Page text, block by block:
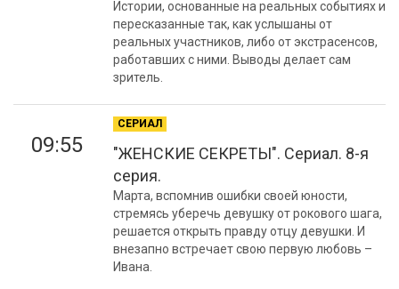
Истории, основанные на реальных событиях и
пересказанные так, как услышаны от
реальных участников, либо от экстрасенсов,
работавших с ними. Выводы делает сам
зритель.
09:55
СЕРИАЛ
"ЖЕНСКИЕ СЕКРЕТЫ". Сериал. 8-я
серия.
Марта, вспомнив ошибки своей юности,
стремясь уберечь девушку от рокового шага,
решается открыть правду отцу девушки. И
внезапно встречает свою первую любовь –
Ивана.